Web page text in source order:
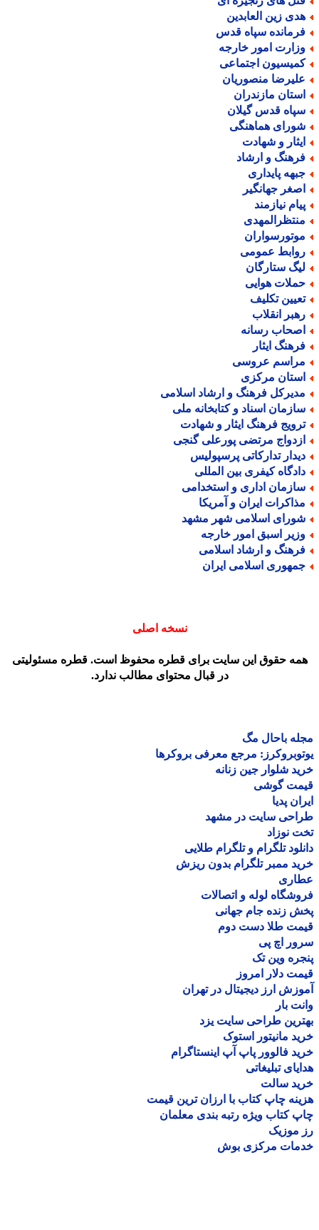
زین العابدین
سپاه قدس
امور خارجه
اجتماعی
منصوریان
مازندران
قدس گیلان
هماهنگی
و شهادت
و ارشاد
پایداری
جهانگیر
نیازمند
عمومی
ستارگان
هوایی
تکلیف
انقلاب
رسانه
ایثار
عروسی
مرکزی
فرهنگ و ارشاد اسلامی
اسناد و کتابخانه ملی
فرهنگ ایثار و شهادت
مرتضی پورعلی گنجی
تدارکاتی پرسپولیس
کیفری بین المللی
اداری و استخدامی
ایران و آمریکا
اسلامی شهر مشهد
اسبق امور خارجه
و ارشاد اسلامی
اسلامی ایران
نسخه اصلی
حقوق این سایت برای قطره محفوظ است. قطره مسئولیتی
در قبال محتوای مطالب ندارد.
باحال مگ
مرجع معرفی بروکرها
شلوار جین زنانه
گوشی
پدیا
سایت در مشهد
نوزاد
تلگرام و تلگرام طلایی
ممبر تلگرام بدون ریزش
لوله و اتصالات
زنده جام جهانی
طلا دست دوم
اچ پی
وین تک
دلار امروز
ارز دیجیتال در تهران
بار
طراحی سایت یزد
مانیتور استوک
فالوور پاپ آپ اینستاگرام
تبلیغاتی
سالت
چاپ کتاب با ارزان ترین قیمت
کتاب ویژه رتبه بندی معلمان
موزیک
مرکزی بوش